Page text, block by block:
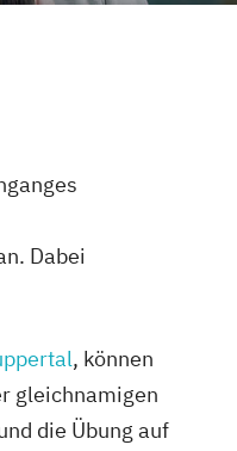
Dabei
, können
gleichnamigen
die Übung auf